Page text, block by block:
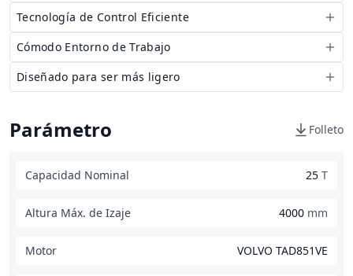
Tecnología de Control Eficiente
Cómodo Entorno de Trabajo
Diseñado para ser más ligero
Parámetro Folleto
Capacidad Nominal 25 T
Altura Máx. de Izaje 4000 mm
Motor VOLVO TAD851VE